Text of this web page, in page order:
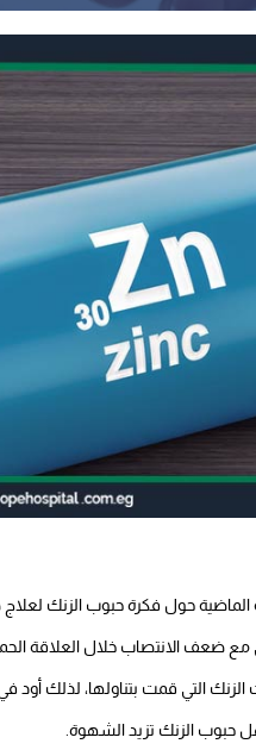
الماضية حول فكرة حبوب الزنك
ضعف الانتصاب خلال العلاقة
التي قمت بتناولها، لذلك أود في
حبوب الزنك تزيد الشهوة.